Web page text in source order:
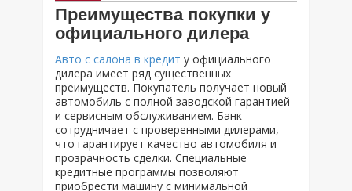
Преимущества покупки у
официального дилера
Авто с салона в кредит у официального
дилера имеет ряд существенных
преимуществ. Покупатель получает новый
автомобиль с полной заводской гарантией
и сервисным обслуживанием. Банк
сотрудничает с проверенными дилерами,
что гарантирует качество автомобиля и
прозрачность сделки. Специальные
кредитные программы позволяют
приобрести машину с минимальной